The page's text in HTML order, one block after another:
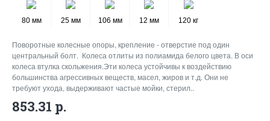
80 мм 25 мм 106 мм 12 мм 120 кг
Поворотные колесные опоры, крепление - отверстие под один
центральный болт. Колеса отлиты из полиамида белого цвета. В оси
колеса втулка скольжения.Эти колеса устойчивы к воздействию
большинства агрессивных веществ, масел, жиров и т.д. Они не
требуют ухода, выдерживают частые мойки, стерил..
853.31 р.